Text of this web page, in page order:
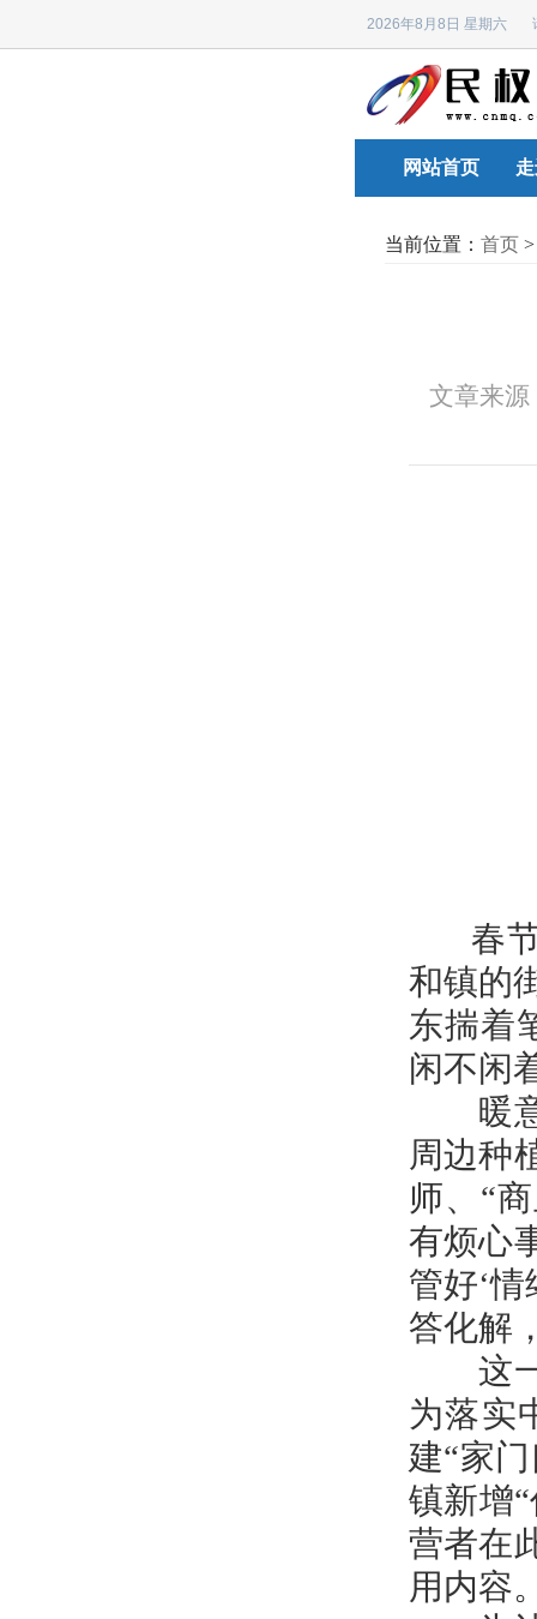
2026年8月8日 星期六
网站首页
当前位置： 首页
文章来
春节
和镇的
东揣着
闲不闲
暖意
周边种
师、“
有烦心
管好‘
答化解
这一
为落实
建“家
镇新增
营者在
用内容